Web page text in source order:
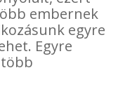
embernek
egyre
Egyre